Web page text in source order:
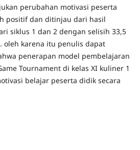
perubahan motivasi peserta
positif dan ditinjau dari hasil
siklus 1 dan 2 dengan selisih 33,5
oleh karena itu penulis dapat
penerapan model pembelajaran
Tournament di kelas XI kuliner 1
belajar peserta didik secara